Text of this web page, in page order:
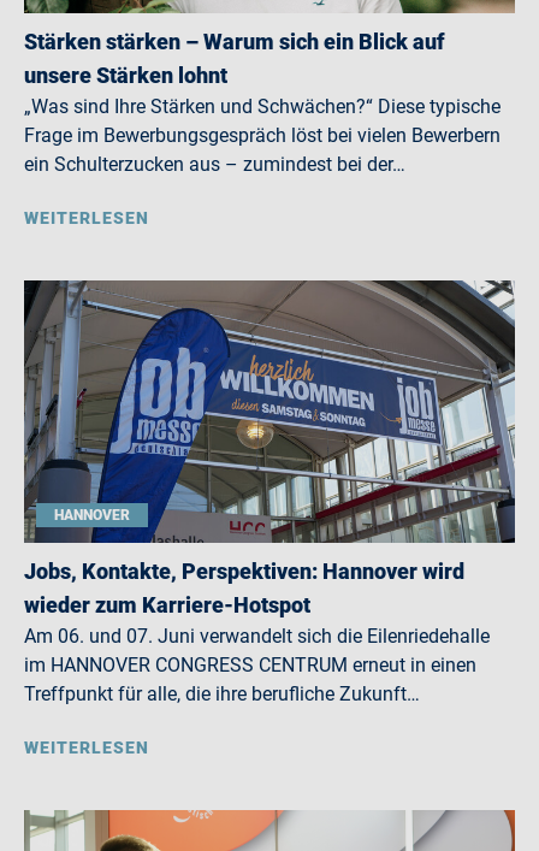
Stärken stärken – Warum sich ein Blick auf
unsere Stärken lohnt
„Was sind Ihre Stärken und Schwächen?“ Diese typische
Frage im Bewerbungsgespräch löst bei vielen Bewerbern
ein Schulterzucken aus – zumindest bei der…
WEITERLESEN
HANNOVER
Jobs, Kontakte, Perspektiven: Hannover wird
wieder zum Karriere-Hotspot
Am 06. und 07. Juni verwandelt sich die Eilenriedehalle
im HANNOVER CONGRESS CENTRUM erneut in einen
Treffpunkt für alle, die ihre berufliche Zukunft…
WEITERLESEN